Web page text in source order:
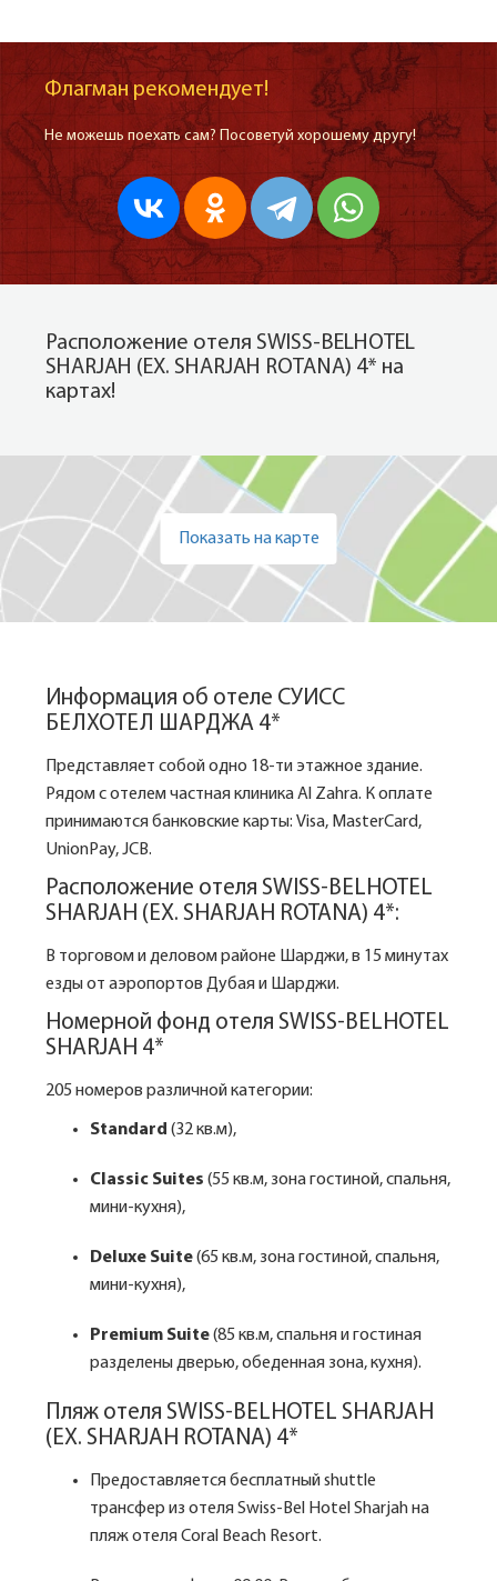
Флагман рекомендует!
Не можешь поехать сам? Посоветуй хорошему другу!
Расположение отеля SWISS-BELHOTEL
SHARJAH (EX. SHARJAH ROTANA) 4* на
картах!
Показать на карте
Информация об отеле СУИСС
БЕЛХОТЕЛ ШАРДЖА 4*
Представляет собой одно 18-ти этажное здание.
Рядом с отелем частная клиника Al Zahra. К оплате
принимаются банковские карты: Visa, MasterCard,
UnionPay, JCB.
Расположение отеля SWISS-BELHOTEL
SHARJAH (EX. SHARJAH ROTANA) 4*:
В торговом и деловом районе Шарджи, в 15 минутах
езды от аэропортов Дубая и Шарджи.
Номерной фонд отеля SWISS-BELHOTEL
SHARJAH 4*
205 номеров различной категории:
Standard (32 кв.м),
Classic Suites (55 кв.м, зона гостиной, спальня,
мини-кухня),
Deluxe Suite(65 кв.м, зона гостиной, спальня,
мини-кухня),
Premium Suite(85 кв.м, спальня и гостиная
разделены дверью, обеденная зона, кухня).
Пляж отеля SWISS-BELHOTEL SHARJAH
(EX. SHARJAH ROTANA) 4*
Предоставляется бесплатный shuttle
трансфер из отеля Swiss-Bel Hotel Sharjah на
пляж отеля Coral Beach Resort.